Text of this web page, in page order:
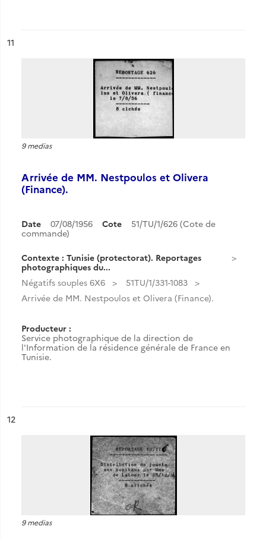
n°
11
9 medias
Arrivée de MM. Nestpoulos et Olivera
(Finance).
Date 07/08/1956 Cote
51/TU/1/626 (Cote de
commande)
Contexte : Tunisie (protectorat). Reportages
photographiques du...
Négatifs souples 6X6
51TU/1/331-1083
Arrivée de MM. Nestpoulos et Olivera (Finance).
Producteur :
Service photographique de la direction de
l'Information de la résidence générale de France en
Tunisie.
n°
12
9 medias